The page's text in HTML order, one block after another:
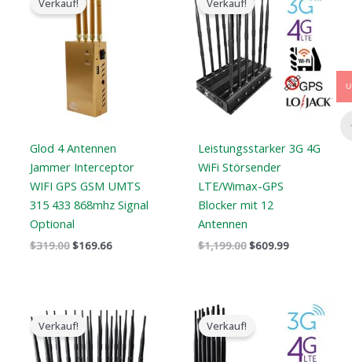
Verkauf!
Glod 4 Antennen
Jammer Interceptor
WIFI GPS GSM UMTS
315 433 868mhz Signal
Optional
$319.00
Preis
war:
$319.00.
$169.66
Verkauf!
Leistungsstarker 3G 4G
WiFi Störsender
LTE/Wimax-GPS
Blocker mit 12
Antennen
$1,199.00
Preis
war:
$1,199.00.
$609.99
Preis
ist:
$609.99.
Verkauf!
ursprüngliche
Preis
war:
$1,519.00.
aktuelle
Preis
ist:
$789.88.
Verkauf!
Preisspanne:
$569.99
bis
$699.88